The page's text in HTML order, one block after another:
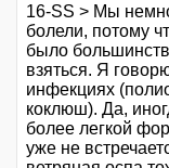
16-SS > Мы
болели, потому
было
взяться. Я
инфекциях
коклюш). Да,
более легкой
уже не